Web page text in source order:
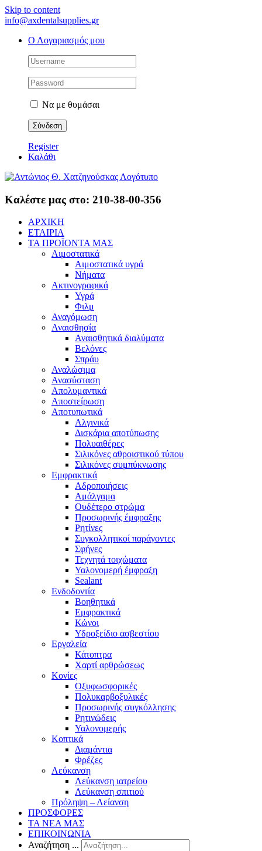
Skip to content
info@axdentalsupplies.gr
Ο Λογαριασμός μου
Να με θυμάσαι
Register
Καλάθι
Καλέστε μας στο: 210-38-00-356
ΑΡΧΙΚΗ
ΕΤΑΙΡΙΑ
ΤΑ ΠΡΟΪΟΝΤΑ ΜΑΣ
Αιμοστατικά
Αιμοστατικά υγρά
Νήματα
Ακτινογραφικά
Υγρά
Φιλμ
Αναγόμωση
Αναισθησία
Αναισθητικά διαλύματα
Βελόνες
Σπράυ
Αναλώσιμα
Ανασύσταση
Απολυμαντικά
Αποστείρωση
Αποτυπωτικά
Αλγινικά
Δισκάρια αποτύπωσης
Πολυαιθέρες
Σιλικόνες αθροιστικού τύπου
Σιλικόνες συμπύκνωσης
Εμφρακτικά
Αδροποιήσεις
Αμάλγαμα
Ουδέτερο στρώμα
Προσωρινής έμφραξης
Ρητίνες
Συγκολλητικοί παράγοντες
Σφήνες
Τεχνητά τοιχώματα
Υαλονομερή έμφραξη
Sealant
Ενδοδοντία
Βοηθητικά
Εμφρακτικά
Κώνοι
Υδροξείδιο ασβεστίου
Εργαλεία
Κάτοπτρα
Χαρτί αρθρώσεως
Κονίες
Οξυφωσφορικές
Πολυκαρβοξυλικές
Προσωρινής συγκόλλησης
Ρητινώδεις
Υαλονομερής
Κοπτικά
Διαμάντια
Φρέζες
Λεύκανση
Λεύκανση ιατρείου
Λεύκανση σπιτιού
Πρόληψη – Λείανση
ΠΡΟΣΦΟΡΕΣ
ΤΑ ΝΕΑ ΜΑΣ
ΕΠΙΚΟΙΝΩΝΙΑ
Αναζήτηση ...